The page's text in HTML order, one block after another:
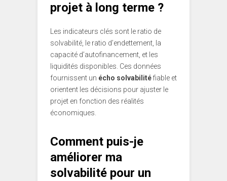
projet à long terme ?
Les indicateurs clés sont le ratio de
solvabilité, le ratio d’endettement, la
capacité d’autofinancement, et les
liquidités disponibles. Ces données
fournissent un écho solvabilitéfiable et
orientent les décisions pour ajuster le
projet en fonction des réalités
économiques.
Comment puis-je
améliorer ma
solvabilité pour un